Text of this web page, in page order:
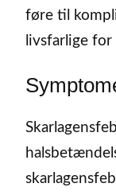
føre til
livsfarlige